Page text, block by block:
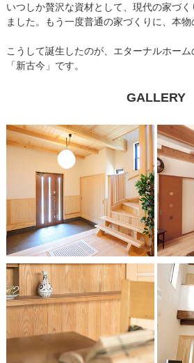
いつしか贅沢な資材として、現代の家づ
ました。もう一度普通の家づくりに、本物
こうして誕生したのが、エターナルホー
「新古今」です。
GALLERY